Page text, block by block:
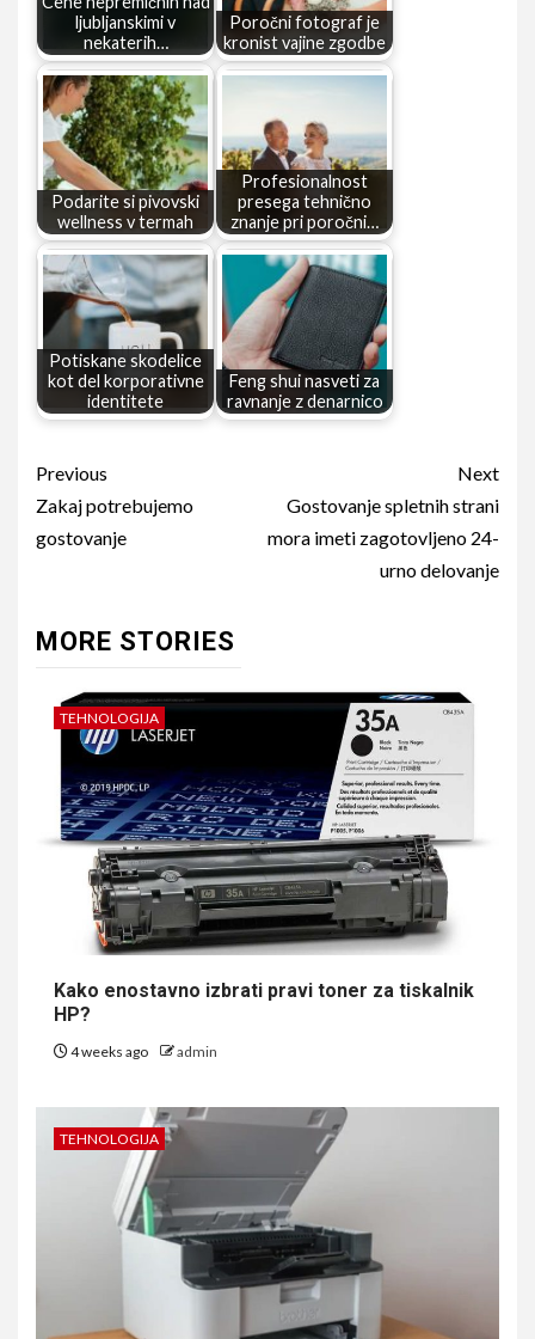
ljubljanskimi v
nekaterih…
Poročni fotograf je
kronist vajine zgodbe
Podarite si pivovski
wellness v termah
Profesionalnost
presega tehnično
znanje pri poročni…
Potiskane skodelice
kot del korporativne
identitete
Feng shui nasveti za
ravnanje z denarnico
Continue
Reading
Previous
Zakaj potrebujemo
gostovanje
Next
Gostovanje spletnih strani
mora imeti zagotovljeno 24-
urno delovanje
MORE STORIES
TEHNOLOGIJA
Kako enostavno izbrati pravi toner za tiskalnik
HP?
4 weeks ago admin
TEHNOLOGIJA